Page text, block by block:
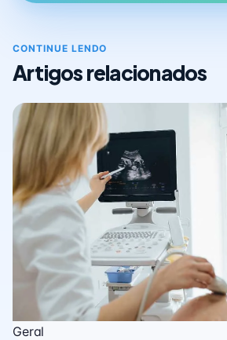
CONTINUE LENDO
Artigos relacionados
Geral